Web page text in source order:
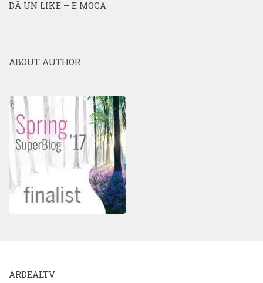
DĂ UN LIKE – E MOCA
ABOUT AUTHOR
ARDEALTV